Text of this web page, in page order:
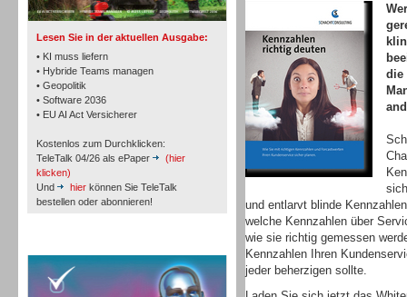
Lesen Sie in der aktuellen Ausgabe:
• KI muss liefern
• Hybride Teams managen
• Geopolitik
• Software 2036
• EU AI Act Versicherer
Kostenlos zum Durchklicken:
TeleTalk 04/26 als ePaper
(hier
klicken)
Und
hier können Sie TeleTalk
bestellen oder abonnieren!
Workforce-Management
die
und entlarvt blinde
welche Kennzahlen über
wie sie richtig gemessen
Kennzahlen Ihren
jeder beherzigen sollte.